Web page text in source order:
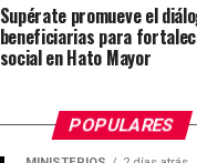
Supérate promueve el
beneficiarias para
social en Hato Mayor
POPULARES